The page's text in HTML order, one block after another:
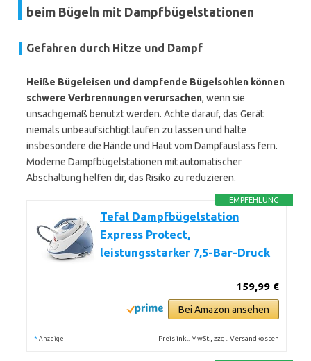
beim Bügeln mit Dampfbügelstationen
Gefahren durch Hitze und Dampf
Heiße Bügeleisen und dampfende Bügelsohlen können
schwere Verbrennungen verursachen, wenn sie
unsachgemäß benutzt werden. Achte darauf, das Gerät
niemals unbeaufsichtigt laufen zu lassen und halte
insbesondere die Hände und Haut vom Dampfauslass fern.
Moderne Dampfbügelstationen mit automatischer
Abschaltung helfen dir, das Risiko zu reduzieren.
EMPFEHLUNG
Tefal Dampfbügelstation
Express Protect,
leistungsstarker 7,5-Bar-Druck
159,99 €
Bei Amazon ansehen
* Anzeige Preis inkl. MwSt., zzgl. Versandkosten